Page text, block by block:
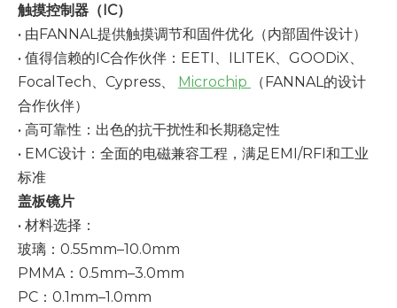
触摸控制器（IC）
• 由FANNAL提供触摸调节和固件优化（内部固件设计）
• 值得信赖的IC合作伙伴：EETI、ILITEK、GOODiX、
FocalTech、Cypress、 Microchip
（FANNAL的设计
合作伙伴）
• 高可靠性：出色的抗干扰性和长期稳定性
• EMC设计：全面的电磁兼容工程，满足EMI/RFI和工业
标准
盖板镜片
• 材料选择：
玻璃：0.55mm–10.0mm
PMMA：0.5mm–3.0mm
PC：0.1mm–1.0mm